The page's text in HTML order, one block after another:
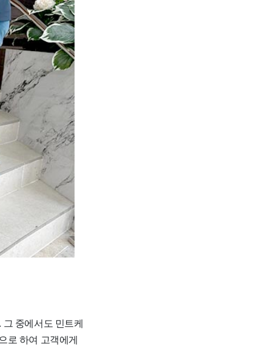
중에서도 민트케
로 하여 고객에게